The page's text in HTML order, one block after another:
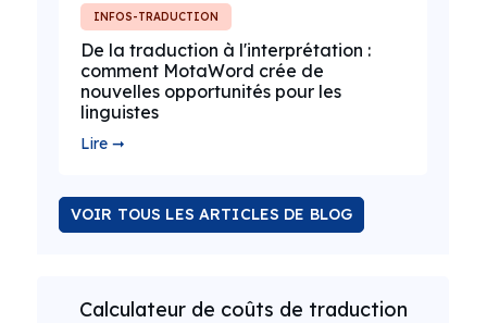
INFOS-TRADUCTION
De la traduction à l'interprétation :
comment MotaWord crée de
nouvelles opportunités pour les
linguistes
Lire ➞
VOIR TOUS LES ARTICLES DE BLOG
Calculateur de coûts de traduction